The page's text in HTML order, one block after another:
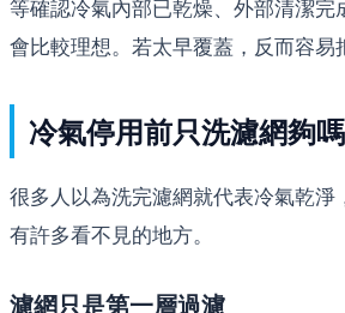
等確認冷氣內部已乾燥、外部清潔完
會比較理想。若太早覆蓋，反而容易
冷氣停用前只洗濾網夠
很多人以為洗完濾網就代表冷氣乾淨
有許多看不見的地方。
濾網只是第一層過濾